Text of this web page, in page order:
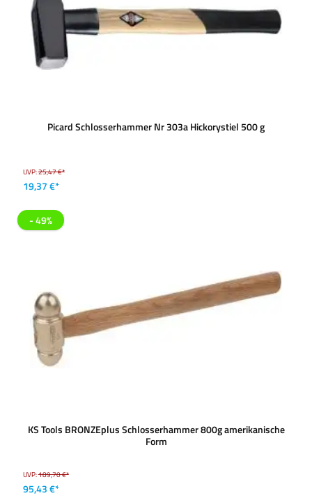
Picard Schlosserhammer Nr 303a Hickorystiel 500 g
UVP:25,47 €*
19,37 €*
- 49%
KS Tools BRONZEplus Schlosserhammer 800g amerikanische
Form
UVP:189,70 €*
95,43 €*